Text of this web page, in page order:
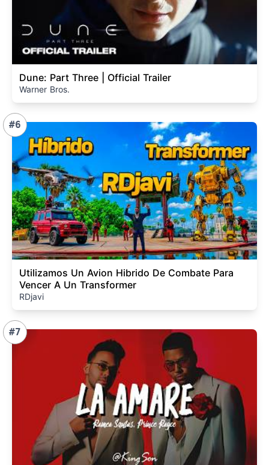
Dune: Part Three | Official Trailer
Warner Bros.
#6
Utilizamos Un Avion Hibrido De Combate Para
Vencer A Un Transformer
RDjavi
#7